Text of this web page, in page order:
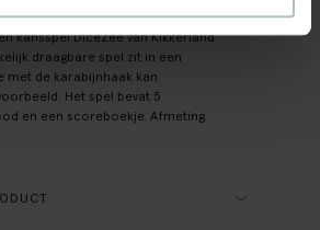
kansspel DiceZee van Kikkerland
draagbare spel zit in een
de karabijnhaak kan
Het spel bevat 5
en een scoreboekje. Afmeting